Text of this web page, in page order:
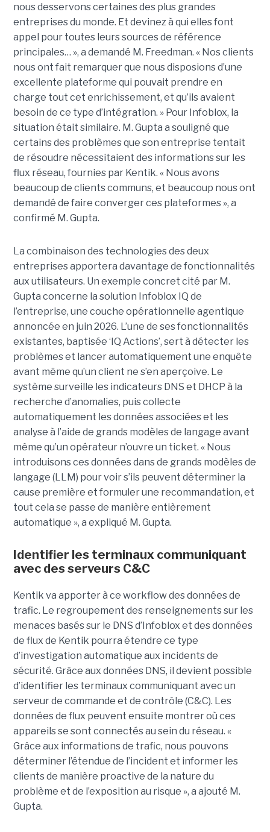
nous desservons certaines des plus grandes
entreprises du monde. Et devinez à qui elles font
appel pour toutes leurs sources de référence
principales… », a demandé M. Freedman. « Nos clients
nous ont fait remarquer que nous disposions d’une
excellente plateforme qui pouvait prendre en
charge tout cet enrichissement, et qu’ils avaient
besoin de ce type d’intégration. » Pour Infoblox, la
situation était similaire. M. Gupta a souligné que
certains des problèmes que son entreprise tentait
de résoudre nécessitaient des informations sur les
flux réseau, fournies par Kentik. « Nous avons
beaucoup de clients communs, et beaucoup nous ont
demandé de faire converger ces plateformes », a
confirmé M. Gupta.
La combinaison des technologies des deux
entreprises apportera davantage de fonctionnalités
aux utilisateurs. Un exemple concret cité par M.
Gupta concerne la solution Infoblox IQ de
l’entreprise, une couche opérationnelle agentique
annoncée en juin 2026. L’une de ses fonctionnalités
existantes, baptisée ‘IQ Actions’, sert à détecter les
problèmes et lancer automatiquement une enquête
avant même qu’un client ne s’en aperçoive. Le
système surveille les indicateurs DNS et DHCP à la
recherche d’anomalies, puis collecte
automatiquement les données associées et les
analyse à l’aide de grands modèles de langage avant
même qu’un opérateur n’ouvre un ticket. « Nous
introduisons ces données dans de grands modèles de
langage (LLM) pour voir s’ils peuvent déterminer la
cause première et formuler une recommandation, et
tout cela se passe de manière entièrement
automatique », a expliqué M. Gupta.
Identifier les terminaux communiquant
avec des serveurs C&C
Kentik va apporter à ce workflow des données de
trafic. Le regroupement des renseignements sur les
menaces basés sur le DNS d’Infoblox et des données
de flux de Kentik pourra étendre ce type
d’investigation automatique aux incidents de
sécurité. Grâce aux données DNS, il devient possible
d’identifier les terminaux communiquant avec un
serveur de commande et de contrôle (C&C). Les
données de flux peuvent ensuite montrer où ces
appareils se sont connectés au sein du réseau. «
Grâce aux informations de trafic, nous pouvons
déterminer l’étendue de l’incident et informer les
clients de manière proactive de la nature du
problème et de l’exposition au risque », a ajouté M.
Gupta.